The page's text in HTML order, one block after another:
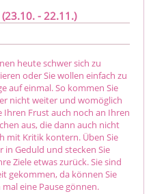
- 22.11.)
heute schwer sich zu
oder Sie wollen einfach zu
auf einmal. So kommen Sie
nicht weiter und womöglich
Ihren Frust auch noch an Ihren
aus, die dann auch nicht
mit Kritik kontern. Üben Sie
in Geduld und stecken Sie
Ziele etwas zurück. Sie sind
gekommen, da können Sie
mal eine Pause gönnen.